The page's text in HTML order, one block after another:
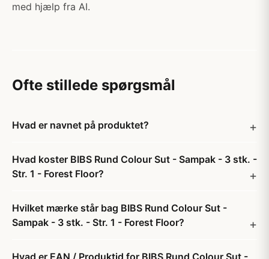
med hjælp fra AI.
Ofte stillede spørgsmål
Hvad er navnet på produktet?
Hvad koster BIBS Rund Colour Sut - Sampak - 3 stk. -
Str. 1 - Forest Floor?
Hvilket mærke står bag BIBS Rund Colour Sut -
Sampak - 3 stk. - Str. 1 - Forest Floor?
Hvad er EAN / Produktid for BIBS Rund Colour Sut -